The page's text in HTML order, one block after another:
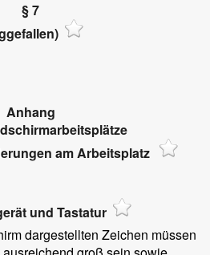
§ 7
Anhang
am Arbeitsplatz
und Tastatur
dargestellten Zeichen müssen